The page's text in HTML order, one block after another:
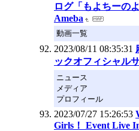
ログ「もよちーの
Ameba
動画一覧
2023/08/11 08:35:31
ックオフィシャル
ニュース
メディア
プロフィール
2023/07/27 15:26:53
Girls！ Event Live